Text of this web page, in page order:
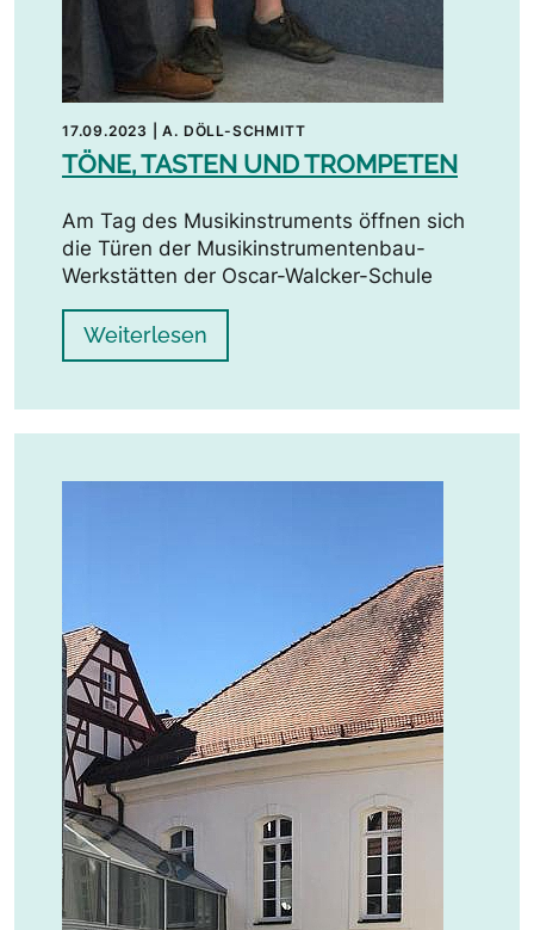
17.09.2023 |A. DÖLL-SCHMITT
TÖNE, TASTEN UND TROMPETEN
Am Tag des Musikinstruments öffnen sich
die Türen der Musikinstrumentenbau-
Werkstätten der Oscar-Walcker-Schule
Weiterlesen